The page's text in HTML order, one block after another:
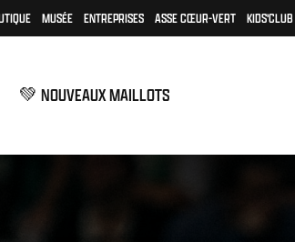
MUSÉE ENTREPRISES ASSE CŒUR-VERT KIDS'CLUB
💚 NOUVEAUX MAILLOTS